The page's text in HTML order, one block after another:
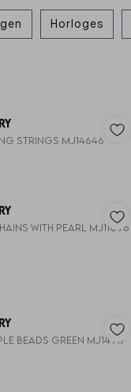
Horloges
strings MJ14646
with pearl MJ11096
beads green MJ14917